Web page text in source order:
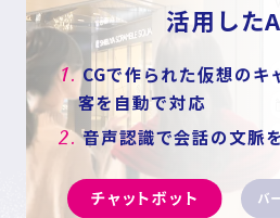
活用した
1.CGで作られた仮想のキ
客を自動で対応
2.音声認識で会話の文脈